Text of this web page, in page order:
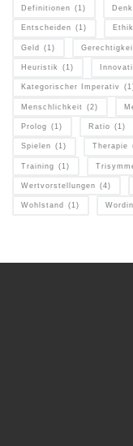
Definitionen (1)
Entscheiden (1) Ethik
Geld (1)
Heuristik (1)
Kategorischer Imperativ
Menschlichkeit (2)
Prolog (1) Ratio (1)
Spielen (1) Therapie
Training (1)
Wertvorstellungen (4)
Wohlstand (1)